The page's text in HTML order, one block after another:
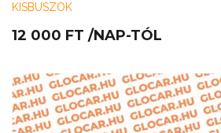
KISBUSZOK
12 000 FT /NAP-TÓL